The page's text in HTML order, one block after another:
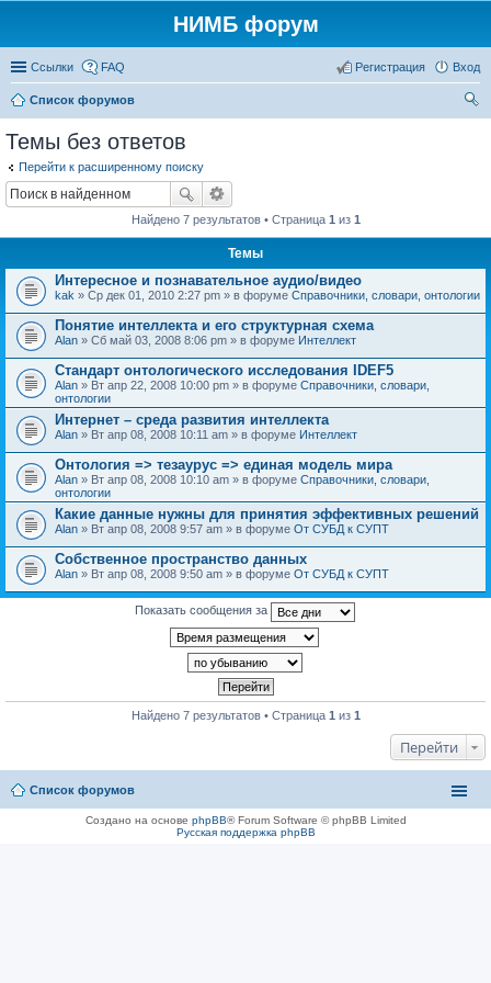
НИМБ форум
Ссылки FAQ Вход
Регистрация
Список форумов
Темы без ответов
Перейти к расширенному поиску
Найдено 7 результатов • Страница 1 из 1
Темы
Интересное и познавательное аудио/видео
kak » Ср дек 01, 2010 2:27 pm » в форуме Справочники, словари, онтологии
Понятие интеллекта и его структурная схема
Alan » Сб май 03, 2008 8:06 pm » в форуме Интеллект
Стандарт онтологического исследования IDEF5
Alan » Вт апр 22, 2008 10:00 pm » в форуме Справочники, словари,
онтологии
Интернет – среда развития интеллекта
Alan » Вт апр 08, 2008 10:11 am » в форуме Интеллект
Онтология => тезаурус => единая модель мира
Alan » Вт апр 08, 2008 10:10 am » в форуме Справочники, словари,
онтологии
Какие данные нужны для принятия эффективных решений
Alan » Вт апр 08, 2008 9:57 am » в форуме От СУБД к СУПТ
Собственное пространство данных
Alan » Вт апр 08, 2008 9:50 am » в форуме От СУБД к СУПТ
Показать сообщения за
Найдено 7 результатов • Страница 1 из 1
Перейти
Список форумов
Создано на основе phpBB® Forum Software © phpBB Limited
Русская поддержка phpBB